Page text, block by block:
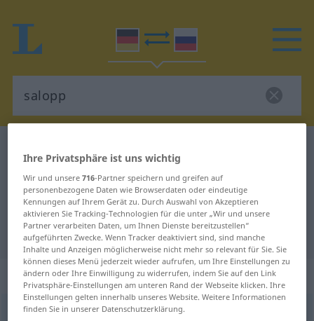
Deutsch-Russisch Übersetzung für
"salopp"
"salopp" Russisch Übersetzung
„salopp“
salopp
Ihre Privatsphäre ist uns wichtig
Wir und unsere716-Partner speichern und greifen auf
personenbezogene Daten wie Browserdaten oder eindeutige
Kennungen auf Ihrem Gerät zu. Durch Auswahl von Akzeptieren
aktivieren Sie Tracking-Technologien für die unter „Wir und unsere
Partner verarbeiten Daten, um Ihnen Dienste bereitzustellen“
aufgeführten Zwecke. Wenn Tracker deaktiviert sind, sind manche
Inhalte und Anzeigen möglicherweise nicht mehr so relevant für Sie. Sie
können dieses Menü jederzeit wieder aufrufen, um Ihre Einstellungen zu
ändern oder Ihre Einwilligung zu widerrufen, indem Sie auf den Link
Privatsphäre-Einstellungen am unteren Rand der Webseite klicken. Ihre
Einstellungen gelten innerhalb unseres Website. Weitere Informationen
finden Sie in unserer Datenschutzerklärung.